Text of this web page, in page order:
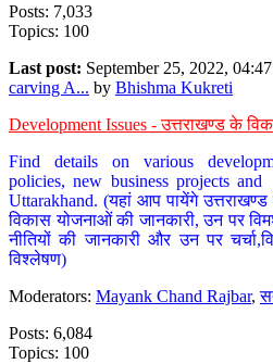
Posts: 7,033
Topics: 100
Last post: September 25, 2022,
carving A... by Bhishma Kukreti
Development Issues - उत्तराखण्ड के
Find details on various
policies, new business projects
Uttarakhand. (यहां आप पायेंगे
विकास योजनाओं की जानकारी, उन पर
नीतियों की जानकारी और उन पर
विश्लेषण)
Moderators: Mayank Chand Rajbar,
Posts: 6,084
Topics: 100